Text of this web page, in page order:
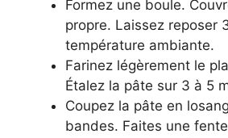
Formez une boule.
propre. Laissez reposer
température ambiante.
Farinez légèrement le
Étalez la pâte sur 3 à 5
Coupez la pâte en
bandes. Faites une